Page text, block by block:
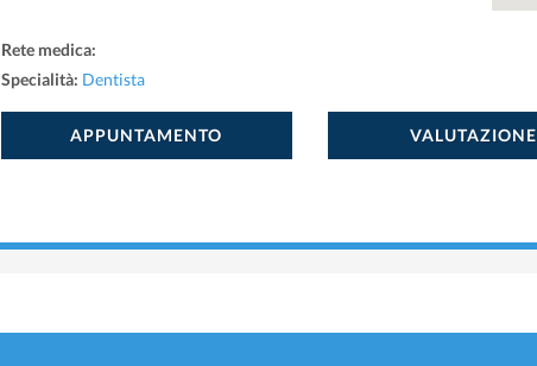
Rete medica:
Specialità: Dentista
APPUNTAMENTO VALUTAZIONE